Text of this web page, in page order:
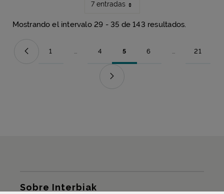
7 entradas
Mostrando el intervalo 29 - 35 de 143 resultados.
Página
1 ...
Páginas intermedias Use TAB para desplazarse.
Página
4 Página
5 Página
6 ...
PáginasPágina
21
Sobre Interbiak